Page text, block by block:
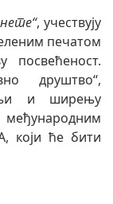
, учествују
печатом
посвећеност.
друштво“,
и ширењу
који ће бити